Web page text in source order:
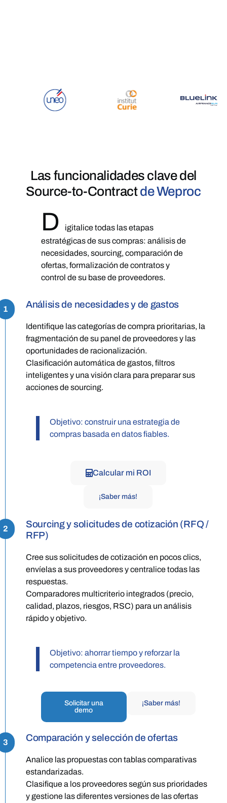
Las funcionalidades clave del
Source-to-Contractde Weproc
D
igitalice todas las etapas
estratégicas de sus compras: análisis de
necesidades, sourcing, comparación de
ofertas, formalización de contratos y
control de su base de proveedores.
Análisis de necesidades y de gastos
1
Identifique las categorías de compra prioritarias, la
fragmentación de su panel de proveedores y las
oportunidades de racionalización.
Clasificación automática de gastos, filtros
inteligentes y una visión clara para preparar sus
acciones de sourcing.
Objetivo: construir una estrategia de
compras basada en datos fiables.
Calcular mi ROI
¡Saber más!
Sourcing y solicitudes de cotización (RFQ /
RFP)
2
Cree sus solicitudes de cotización en pocos clics,
envíelas a sus proveedores y centralice todas las
respuestas.
Comparadores multicriterio integrados (precio,
calidad, plazos, riesgos, RSC) para un análisis
rápido y objetivo.
Objetivo: ahorrar tiempo y reforzar la
competencia entre proveedores.
Solicitar una
demo
¡Saber más!
Comparación y selección de ofertas
3
Analice las propuestas con tablas comparativas
estandarizadas.
Clasifique a los proveedores según sus prioridades
y gestione las diferentes versiones de las ofertas